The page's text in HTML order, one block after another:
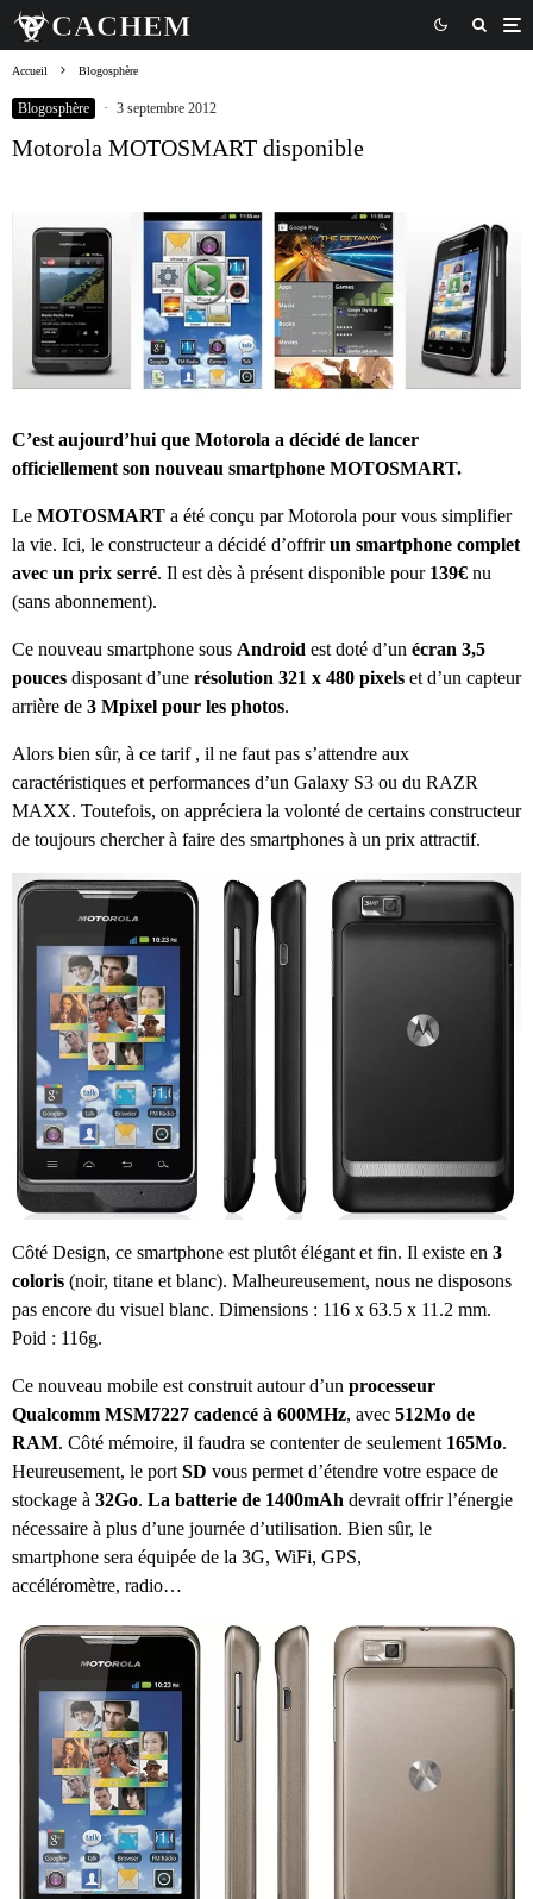
Accueil Blogosphère
Blogosphère · 3 septembre 2012
Motorola MOTOSMART disponible
C’est aujourd’hui que Motorola a décidé de lancer
officiellement son nouveau smartphone MOTOSMART.
Le MOTOSMART a été conçu par Motorola pour vous simplifier
la vie. Ici, le constructeur a décidé d’offrirun smartphone complet
avec un prix serré. Il est dès à présent disponible pour 139€ nu
(sans abonnement).
Ce nouveau smartphone sous Android est doté d’un écran 3,5
pouces disposant d’une résolution 321 x 480 pixels et d’un capteur
arrière de 3 Mpixel pour les photos.
Alors bien sûr, à ce tarif , il ne faut pas s’attendre aux
caractéristiques et performances d’un Galaxy S3 ou du RAZR
MAXX. Toutefois, on appréciera la volonté de certains constructeur
de toujours chercher à faire des smartphones à un prix attractif.
Côté Design, ce smartphone est plutôt élégant et fin. Il existe en 3
coloris (noir, titane et blanc). Malheureusement, nous ne disposons
pas encore du visuel blanc. Dimensions : 116 x 63.5 x 11.2 mm.
Poid : 116g.
Ce nouveau mobile est construit autour d’un processeur
Qualcomm MSM7227 cadencé à 600MHz, avec 512Mo de
RAM. Côté mémoire, il faudra se contenter de seulement 165Mo.
Heureusement, le port SD vous permet d’étendre votre espace de
stockage à 32Go. La batterie de 1400mAh devrait offrir l’énergie
nécessaire à plus d’une journée d’utilisation. Bien sûr, le
smartphone sera équipée de la 3G, WiFi, GPS,
accéléromètre, radio…